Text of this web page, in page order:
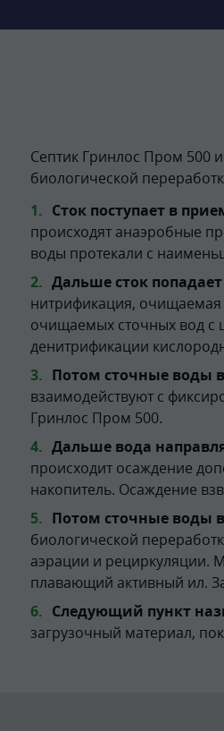
Септик Гринлос Пром 500
биологической
Сток поступает в
происходят анаэробные
воды протекали с
Дальше сток
нитрификация,
очищаемых сточных вод с
денитрификации
Потом сточные воды
взаимодействуют с
Гринлос Пром 500.
Дальше вода
происходит осаждение
накопитель. Осаждение
Потом сточные воды
биологической
аэрации и рециркуляции.
плавающий активный ил.
Следующий пункт
загрузочный материал,